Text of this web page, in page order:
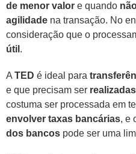
de menor valor e quando
agilidade na transação. No
consideração que o
útil .
A TED é ideal para
e que precisam ser
costuma ser processada em
envolver taxas bancárias, e
dos bancos pode ser uma